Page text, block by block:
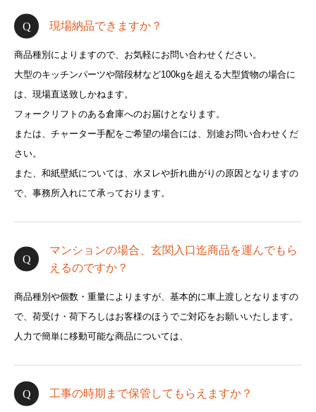
現場納品できますか？
商品種別によりますので、お気軽にお問い合わせください。
大型のキッチンパーツや階段材など100kgを超える大型貨物の場合に
は、現場直送致しかねます。
フォークリフトのある倉庫へのお届けとなります。
または、チャーター手配をご希望の場合には、別途お問い合わせくだ
さい。
また、和紙壁紙については、水ヌレや折れ曲がりの原因となりますの
で、事務所入れにて承っております。
マンションの場合、玄関入口迄商品を運んでもら
えるのですか？
商品種別や個数・重量によりますが、基本的に車上渡しとなりますの
で、荷受け・荷下ろしはお客様のほうでご対応をお願いいたします。
人力で簡単に移動可能な商品については、
工事の時期まで保管してもらえますか？